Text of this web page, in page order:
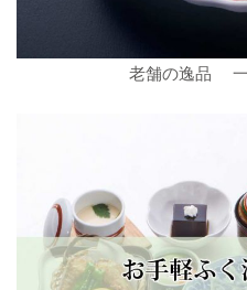
老舗の逸品 一